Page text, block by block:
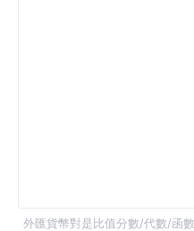
外匯貨幣對是比值分數/代數/函